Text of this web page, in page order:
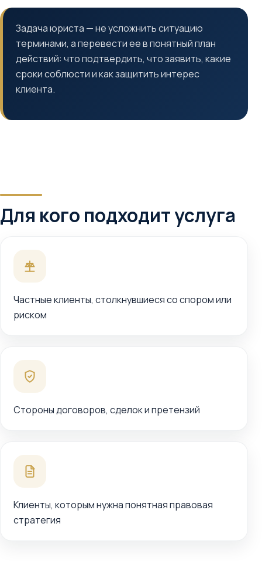
Задача юриста — не усложнить ситуацию
терминами, а перевести ее в понятный план
действий: что подтвердить, что заявить, какие
сроки соблюсти и как защитить интерес
клиента.
Для кого подходит услуга
Частные клиенты, столкнувшиеся со спором или
риском
Стороны договоров, сделок и претензий
Клиенты, которым нужна понятная правовая
стратегия